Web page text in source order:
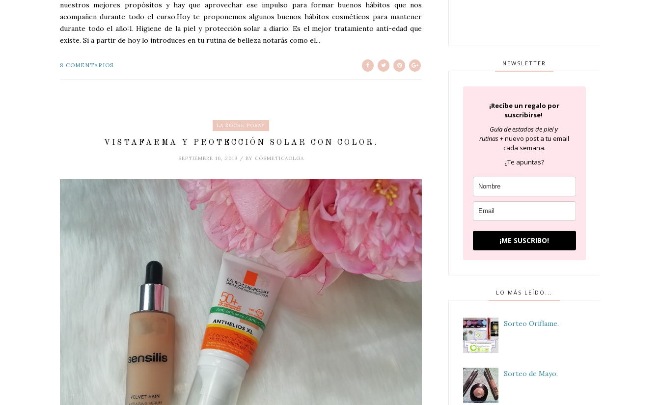
nuestros mejores propósitos y hay que aprovechar ese impulso para formar buenos hábitos que nos
acompañen durante todo el curso.Hoy te proponemos algunos buenos hábitos cosméticos para mantener
durante todo el año:1. Higiene de la piel y protección solar a diario: Es el mejor tratamiento anti-edad que
existe. Si a partir de hoy lo introduces en tu rutina de belleza notarás como el...
8 COMENTARIOS
LA ROCHE POSAY
VISTAFARMA Y PROTECCIÓN SOLAR CON COLOR.
SEPTIEMBRE 16, 2019 / BY COSMETICAOLGA
NEWSLETTER
¡Recíbe un regalo por
suscribirse!
Guía de estados de piely
rutinas+ nuevo post a tu email
cada semana.
¿Te apuntas?
¡ME SUSCRIBO!
LO MÁS LEÍDO...
Sorteo Oriflame.
Sorteo de Mayo.